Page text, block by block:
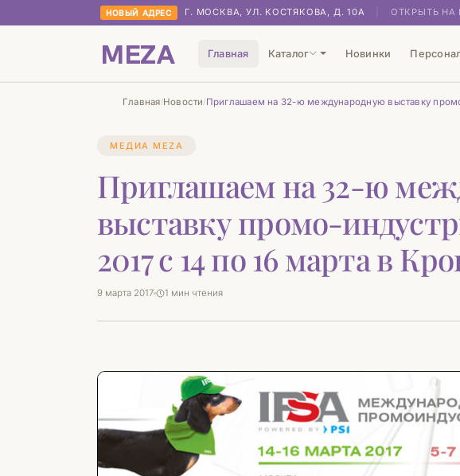
НОВЫЙ АДРЕС Г. МОСКВА, УЛ. КОСТЯКОВА, Д. 10А ОТКРЫТЬ НА
MEZA Главная Каталог Новинки
Главная/Новости/Приглашаем на 32-ю международную выставку
МЕДИА MEZA
Приглашаем на 32-ю
выставку промо-
2017 с 14 по 16 марта в
9 марта 2017 1 мин чтения